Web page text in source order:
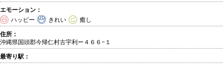
エモーション：
ハッピー
きれい 癒し
住所：
沖縄県国頭郡今帰仁村古宇利ー４６６−１
最寄り駅：